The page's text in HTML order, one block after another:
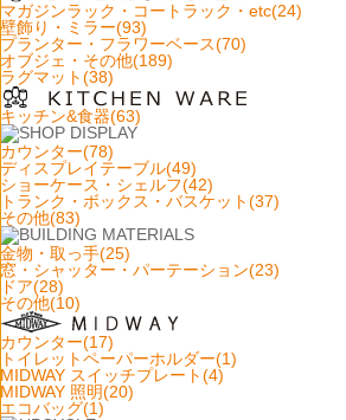
マガジンラック・コートラック・etc(24)
壁飾り・ミラー(93)
プランター・フラワーベース(70)
オブジェ・その他(189)
ラグマット(38)
キッチン&食器(63)
カウンター(78)
ディスプレイテーブル(49)
ショーケース・シェルフ(42)
トランク・ボックス・バスケット(37)
その他(83)
金物・取っ手(25)
窓・シャッター・パーテーション(23)
ドア(28)
その他(10)
カウンター(17)
トイレットペーパーホルダー(1)
MIDWAY スイッチプレート(4)
MIDWAY 照明(20)
エコバッグ(1)